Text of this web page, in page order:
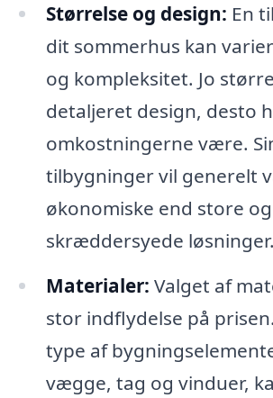
Størrelse og design: En
dit sommerhus kan
og kompleksitet. Jo
detaljeret design, desto
omkostningerne være.
tilbygninger vil generelt
økonomiske end store og
skræddersyede løsninger.
Materialer: Valget af
stor indflydelse på
type af
vægge, tag og vinduer,